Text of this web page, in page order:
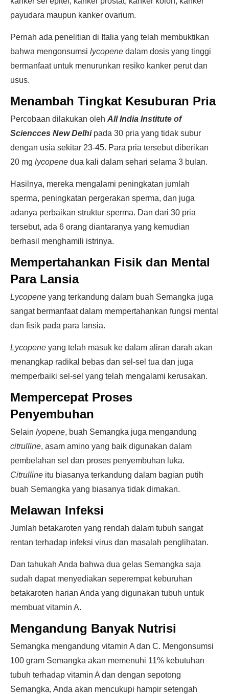
payudara maupun kanker ovarium.
Pernah ada penelitian di Italia yang telah membuktikan
bahwa mengonsumsi lycopene dalam dosis yang tinggi
bermanfaat untuk menurunkan resiko kanker perut dan
usus.
Menambah Tingkat Kesuburan Pria
Percobaan dilakukan oleh All India Institute of
Sciencces New Delhipada 30 pria yang tidak subur
dengan usia sekitar 23-45. Para pria tersebut diberikan
20 mg lycopene dua kali dalam sehari selama 3 bulan.
Hasilnya, mereka mengalami peningkatan jumlah
sperma, peningkatan pergerakan sperma, dan juga
adanya perbaikan struktur sperma. Dan dari 30 pria
tersebut, ada 6 orang diantaranya yang kemudian
berhasil menghamili istrinya.
Mempertahankan Fisik dan Mental
Para Lansia
Lycopene yang terkandung dalam buah Semangka juga
sangat bermanfaat dalam mempertahankan fungsi mental
dan fisik pada para lansia.
Lycopene yang telah masuk ke dalam aliran darah akan
menangkap radikal bebas dan sel-sel tua dan juga
memperbaiki sel-sel yang telah mengalami kerusakan.
Mempercepat Proses
Penyembuhan
Selain lyopene, buah Semangka juga mengandung
citrulline, asam amino yang baik digunakan dalam
pembelahan sel dan proses penyembuhan luka.
Citrulline itu biasanya terkandung dalam bagian putih
buah Semangka yang biasanya tidak dimakan.
Melawan Infeksi
Jumlah betakaroten yang rendah dalam tubuh sangat
rentan terhadap infeksi virus dan masalah penglihatan.
Dan tahukah Anda bahwa dua gelas Semangka saja
sudah dapat menyediakan seperempat keburuhan
betakaroten harian Anda yang digunakan tubuh untuk
membuat vitamin A.
Mengandung Banyak Nutrisi
Semangka mengandung vitamin A dan C. Mengonsumsi
100 gram Semangka akan memenuhi 11% kebutuhan
tubuh terhadap vitamin A dan dengan sepotong
Semangka, Anda akan mencukupi hampir setengah